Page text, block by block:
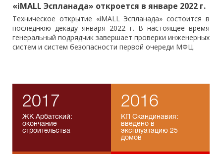
«iMALL Эспланада» откроется в январе 2022 г.
Техническое открытие «iMALL Эспланада» состоится в
последнюю декаду января 2022 г. В настоящее время
генеральный подрядчик завершает проверки инженерных
систем и систем безопасности первой очереди МФЦ.
2017
ЖК Арбатский:
окончание
строительства
2016
КП Скандинавия:
введено в
эксплуатацию 25
домов